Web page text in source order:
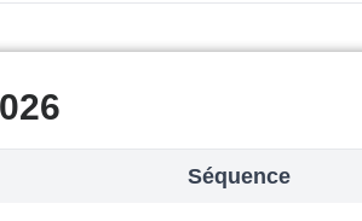
Séquence